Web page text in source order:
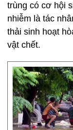
trùng có cơ hội
nhiễm là tác
thải sinh hoạt
vật chết.